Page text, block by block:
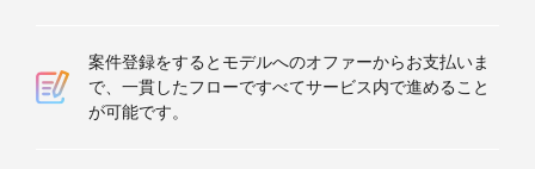
案件登録をするとモデルへのオファーからお支払いま
で、一貫したフローですべてサービス内で進めること
が可能です。